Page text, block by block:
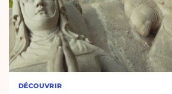
DÉCOUVRIR